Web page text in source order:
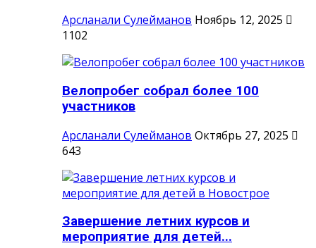
Арсланали Сулейманов Ноябрь 12, 2025
1102
Велопробег собрал более 100
участников
Арсланали Сулейманов Октябрь 27, 2025
643
Завершение летних курсов и
мероприятие для детей...